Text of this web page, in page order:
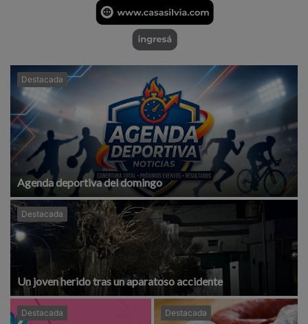
Destacada
Agenda deportiva del domingo
Destacada
Un joven herido tras un aparatoso accidente
Destacada Destacada